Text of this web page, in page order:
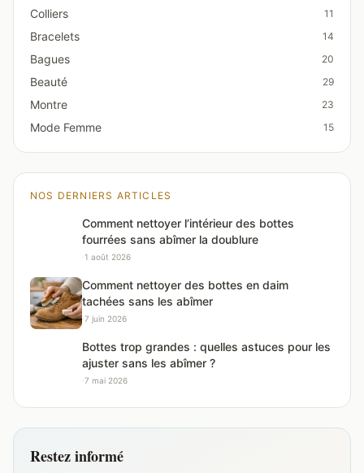
Colliers 11
Bracelets 14
Bagues 20
Beauté 29
Montre 23
Mode Femme 15
NOS DERNIERS ARTICLES
Comment nettoyer l’intérieur des bottes
fourrées sans abîmer la doublure
·1 août 2026
Comment nettoyer des bottes en daim
tachées sans les abîmer
·7 juin 2026
Bottes trop grandes : quelles astuces pour les
ajuster sans les abîmer ?
·7 mai 2026
Restez informé